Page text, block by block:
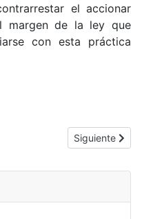
el accionar
margen de la ley que
con esta práctica
sujeto que transportaba
Artículo
Siguiente